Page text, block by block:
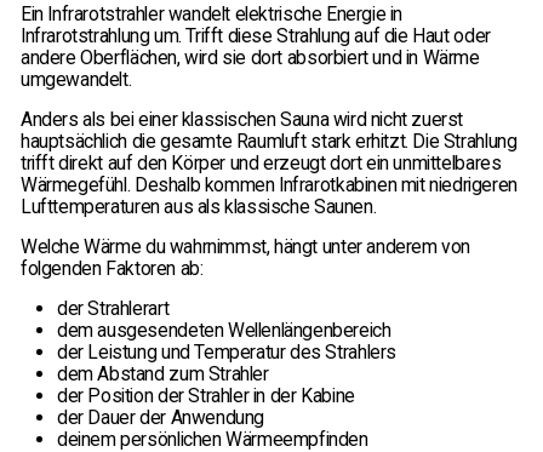
Ein Infrarotstrahler wandelt elektrische Energie in
Infrarotstrahlung um. Trifft diese Strahlung auf die Haut oder
andere Oberflächen, wird sie dort absorbiert und in Wärme
umgewandelt.
Anders als bei einer klassischen Sauna wird nicht zuerst
hauptsächlich die gesamte Raumluft stark erhitzt. Die Strahlung
trifft direkt auf den Körper und erzeugt dort ein unmittelbares
Wärmegefühl. Deshalb kommen Infrarotkabinen mit niedrigeren
Lufttemperaturen aus als klassische Saunen.
Welche Wärme du wahrnimmst, hängt unter anderem von
folgenden Faktoren ab:
der Strahlerart
dem ausgesendeten Wellenlängenbereich
der Leistung und Temperatur des Strahlers
dem Abstand zum Strahler
der Position der Strahler in der Kabine
der Dauer der Anwendung
deinem persönlichen Wärmeempfinden